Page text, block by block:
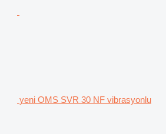
yeni OMS SVR 30 NF vibrasyonlu